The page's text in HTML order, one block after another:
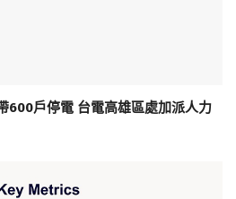
600戶停電 台電高雄區處加派人力